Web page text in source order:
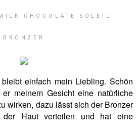
CHOCOLATE SOLEIL
BRONZER
einfach mein Liebling. Schön
meinem Gesicht eine natürliche
wirken, dazu lässt sich der Bronzer
der Haut verteilen und hat eine